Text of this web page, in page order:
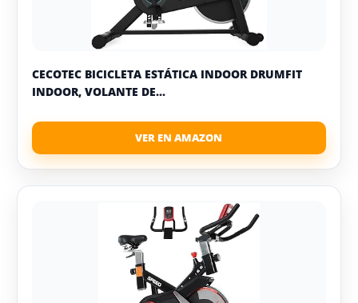
CECOTEC BICICLETA ESTÁTICA INDOOR DRUMFIT
INDOOR, VOLANTE DE...